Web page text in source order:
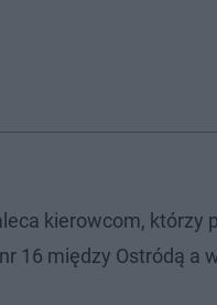
kierowcom, którzy
16 między Ostródą a